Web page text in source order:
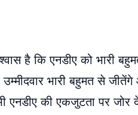
है कि एनडीए को भारी
भारी बहुमत से
एनडीए की एकजुटता पर